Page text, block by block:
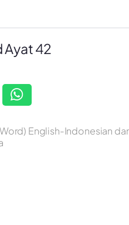
Ayat 42
English-Indonesian